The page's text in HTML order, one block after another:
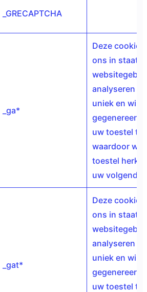
_GRECAPTCHA
_ga*
Deze
ons in staat
analyseren
uniek en
gegenereerd
uw toestel te
waardoor we
toestel
uw volgende
_gat*
Deze
ons in staat
analyseren
uniek en
gegenereerd
uw toestel te